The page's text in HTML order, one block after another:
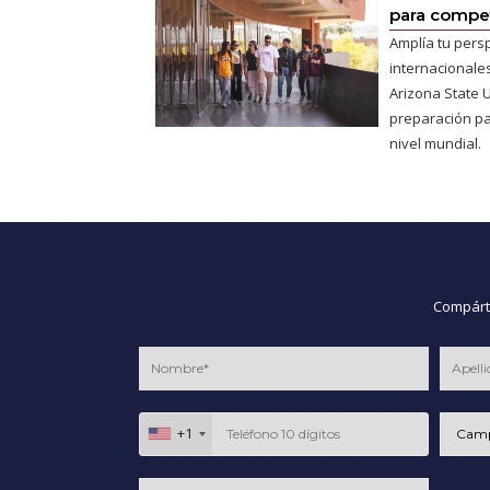
para
Amplía tu
Arizona State
preparación
nivel mundial.
+1